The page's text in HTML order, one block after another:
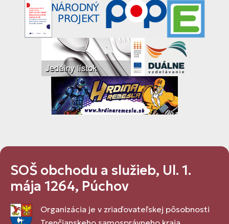
SOŠ obchodu a služieb, Ul. 1.
mája 1264, Púchov
Organizácia je v zriaďovateľskej pôsobnosti